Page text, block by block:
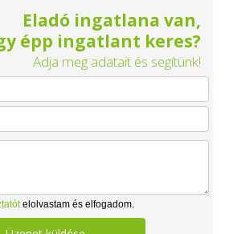
Eladó ingatlana van,
épp ingatlant keres?
Adja meg adatait és segítünk!
elolvastam és elfogadom.